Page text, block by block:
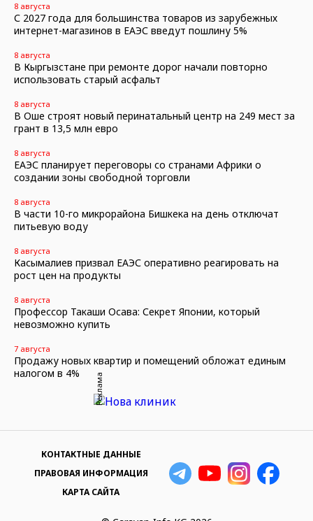
8 августа
С 2027 года для большинства товаров из зарубежных
интернет-магазинов в ЕАЭС введут пошлину 5%
8 августа
В Кыргызстане при ремонте дорог начали повторно
использовать старый асфальт
8 августа
В Оше строят новый перинатальный центр на 249 мест за
грант в 13,5 млн евро
8 августа
ЕАЭС планирует переговоры со странами Африки о
создании зоны свободной торговли
8 августа
В части 10-го микрорайона Бишкека на день отключат
питьевую воду
8 августа
Касымалиев призвал ЕАЭС оперативно реагировать на
рост цен на продукты
8 августа
Профессор Такаши Осава: Секрет Японии, который
невозможно купить
7 августа
Продажу новых квартир и помещений обложат единым
налогом в 4%
Реклама
КОНТАКТНЫЕ ДАННЫЕ
ПРАВОВАЯ ИНФОРМАЦИЯ
КАРТА САЙТА